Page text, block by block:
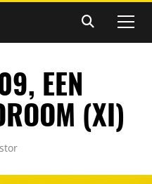
EEN
(XI)